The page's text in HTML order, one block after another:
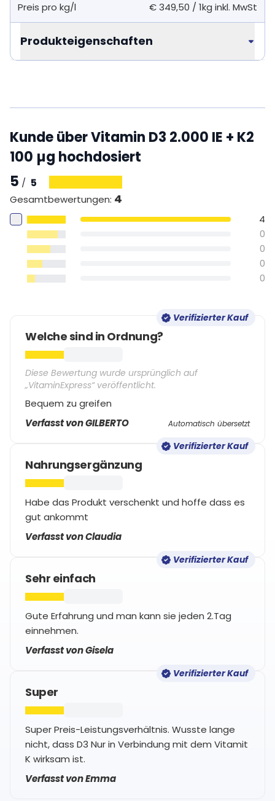
Preis pro kg/l € 349,50 / 1kg inkl. MwSt
Produkteigenschaften
Kunde über Vitamin D3 2.000 IE + K2
100 µg hochdosiert
5 / 5
Gesamtbewertungen: 4
4
0
0
0
0
Verifizierter Kauf
Welche sind in Ordnung?
Diese Bewertung wurde ursprünglich auf
„VitaminExpress“ veröffentlicht.
Bequem zu greifen
Verfasst von GILBERTO
Automatisch übersetzt
Verifizierter Kauf
Nahrungsergänzung
Habe das Produkt verschenkt und hoffe dass es
gut ankommt
Verfasst von Claudia
Verifizierter Kauf
Sehr einfach
Gute Erfahrung und man kann sie jeden 2.Tag
einnehmen.
Verfasst von Gisela
Verifizierter Kauf
Super
Super Preis-Leistungsverhältnis. Wusste lange
nicht, dass D3 Nur in Verbindung mit dem Vitamit
K wirksam ist.
Verfasst von Emma